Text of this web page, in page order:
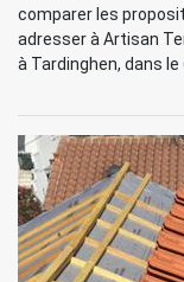
comparer les
adresser à Artisan
à Tardinghen, dans le